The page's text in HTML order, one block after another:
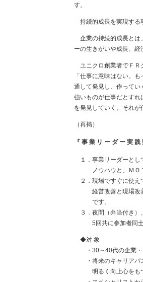
す。
持続的成長を実現する
企業の持続的成長とは
ーの生きがいや成長、経
ユニクロ創業者でＦＲ
「仕事に意味はない。
通して発見し、作ってい
強いものが仕事だとす
を発見していく。それが
（再掲）
『 事 業 リ ー ダ ー 実
１．事業リーダーとし
ノウハウと、ＭＯＴ
２．現場ですぐに使え
経営改善と現場改善
です。
３．夜間（弁当付き）
5回共に参加者同士の
◆対 象
・30～40代の企業・
・将来のキャリアパス
明るく向上心をも